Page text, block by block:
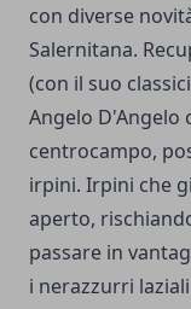
con diverse
Salernitana.
(con il suo
Angelo D'Angelo
centrocampo,
irpini. Irpini che
aperto,
passare in
i nerazzurri